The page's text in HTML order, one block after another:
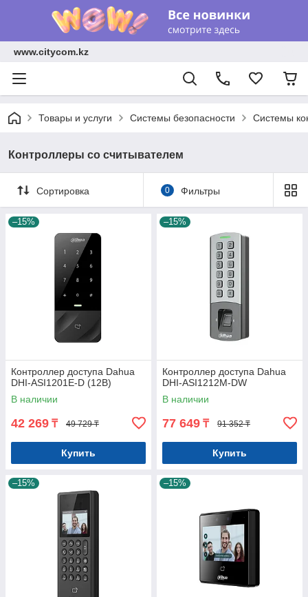
www.citycom.kz
Товары и услуги Системы безопасности Системы
Контроллеры со считывателем
Сортировка 0 Фильтры
–15%
Контроллер доступа Dahua
DHI-ASI1201E-D (12В)
В наличии
42 269 ₸ 49 729 ₸
Купить
–15%
Контроллер доступа Dahua
DHI-ASI1212M-DW
В наличии
77 649 ₸ 91 352 ₸
Купить
–15% –15%